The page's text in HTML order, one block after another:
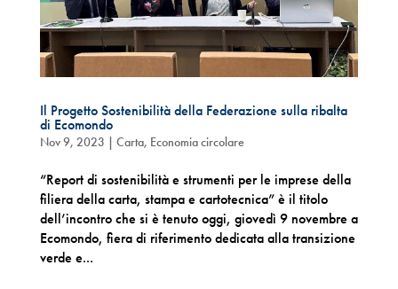
Il Progetto Sostenibilità della Federazione sulla ribalta
di Ecomondo
Nov 9, 2023 | Carta, Economia circolare
“Report di sostenibilità e strumenti per le imprese della
filiera della carta, stampa e cartotecnica” è il titolo
dell’incontro che si è tenuto oggi, giovedì 9 novembre a
Ecomondo, fiera di riferimento dedicata alla transizione
verde e...